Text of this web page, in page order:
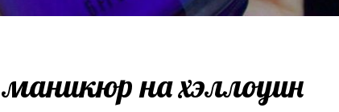
маникюр на хэллоуин